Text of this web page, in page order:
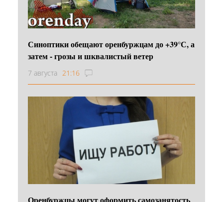
Синоптики обещают оренбуржцам до +39°С, а
затем - грозы и шквалистый ветер
7 августа 21:16
Оренбуржцы могут оформить самозанятость